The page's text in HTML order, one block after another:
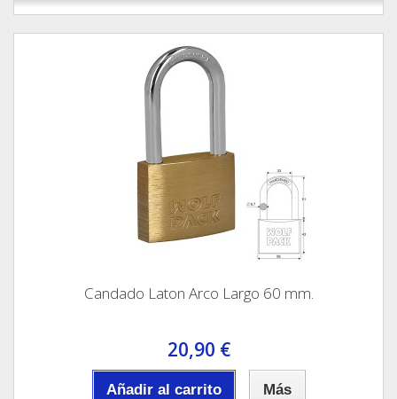
Candado Laton Arco Largo 60 mm.
20,90 €
Añadir al carrito Más